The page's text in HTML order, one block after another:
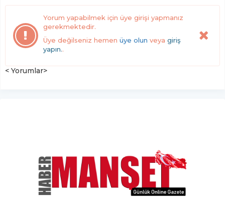
Yorum yapabilmek için üye girişi yapmanız
gerekmektedir.
Üye değilseniz hemen üye olun veya giriş
yapın..
< Yorumlar>